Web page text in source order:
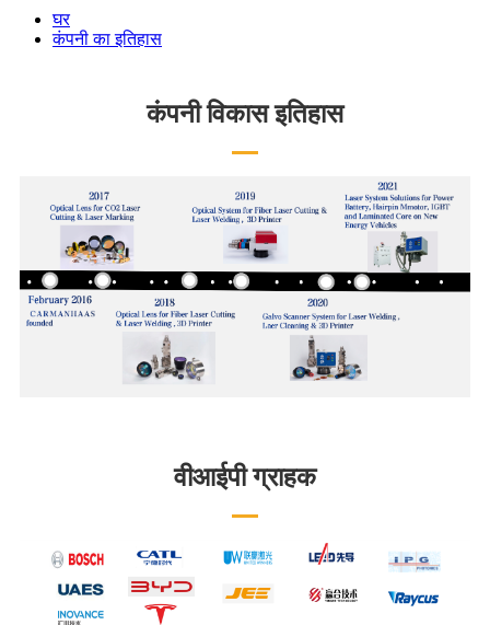
घर
कंपनी का इतिहास
कंपनी विकास इतिहास
वीआईपी ग्राहक